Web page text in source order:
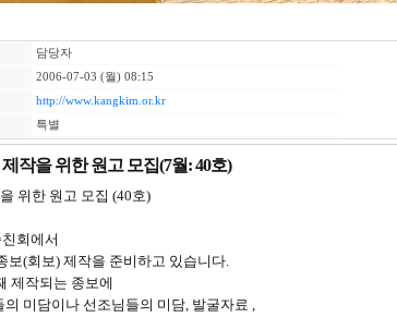
담당자
2006-07-03 (월) 08:15
http://www.kangkim.or.kr
특별
작을 위한 원고 모집(7월: 40호)
위한 원고 모집 (40호)
회에서
보(회보) 제작을 준비하고 있습니다.
제작되는 종보에
의 미담이나 선조님들의 미담, 발굴자료 ,